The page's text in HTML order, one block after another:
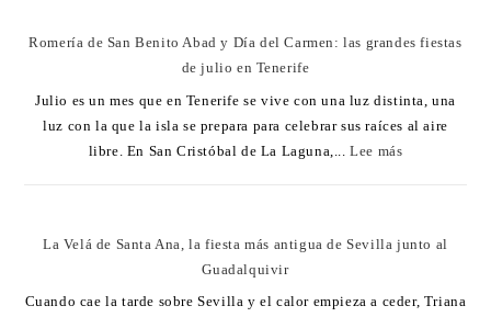
Romería de San Benito Abad y Día del Carmen: las grandes fiestas
de julio en Tenerife
Julio es un mes que en Tenerife se vive con una luz distinta, una
luz con la que la isla se prepara para celebrar sus raíces al aire
libre. En San Cristóbal de La Laguna,...Lee más
La Velá de Santa Ana, la fiesta más antigua de Sevilla junto al
Guadalquivir
Cuando cae la tarde sobre Sevilla y el calor empieza a ceder, Triana